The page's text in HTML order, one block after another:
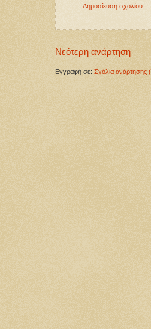
Δημοσίευση σχολίου
Νεότερη ανάρτηση
Εγγραφή σε: Σχόλια ανάρτησης